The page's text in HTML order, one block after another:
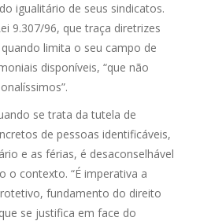
igualitário de seus sindicatos.
9.307/96, que traça diretrizes
limita o seu campo de
disponíveis, “que não
se trata da tutela de
de pessoas identificáveis,
e as férias, é desaconselhável
o contexto. “É imperativa a
fundamento do direito
se justifica em face do